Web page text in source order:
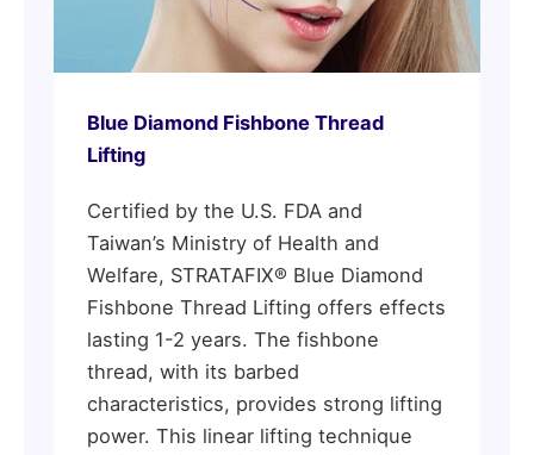
Blue Diamond Fishbone Thread
Lifting
Certified by the U.S. FDA and
Taiwan’s Ministry of Health and
Welfare, STRATAFIX® Blue Diamond
Fishbone Thread Lifting offers effects
lasting 1-2 years. The fishbone
thread, with its barbed
characteristics, provides strong lifting
power. This linear lifting technique